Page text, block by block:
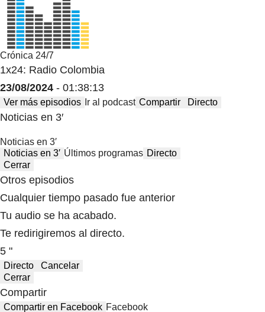
Crónica 24/7
1x24: Radio Colombia
23/08/2024 - 01:38:13
Ver más episodios Ir al podcast Compartir Directo
Noticias en 3′
Noticias en 3′
Noticias en 3′ Últimos programas Directo
Cerrar
Otros episodios
Cualquier tiempo pasado fue anterior
Tu audio se ha acabado.
Te redirigiremos al directo.
5 "
Directo
Cancelar
Cerrar
Compartir
Compartir en Facebook Facebook